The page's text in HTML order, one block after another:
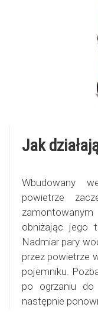
Jak
Wbudowany
powietrze
obniżając jego
Nadmiar pary
przez powietrze
pojemniku.
po ogrzaniu do
następnie